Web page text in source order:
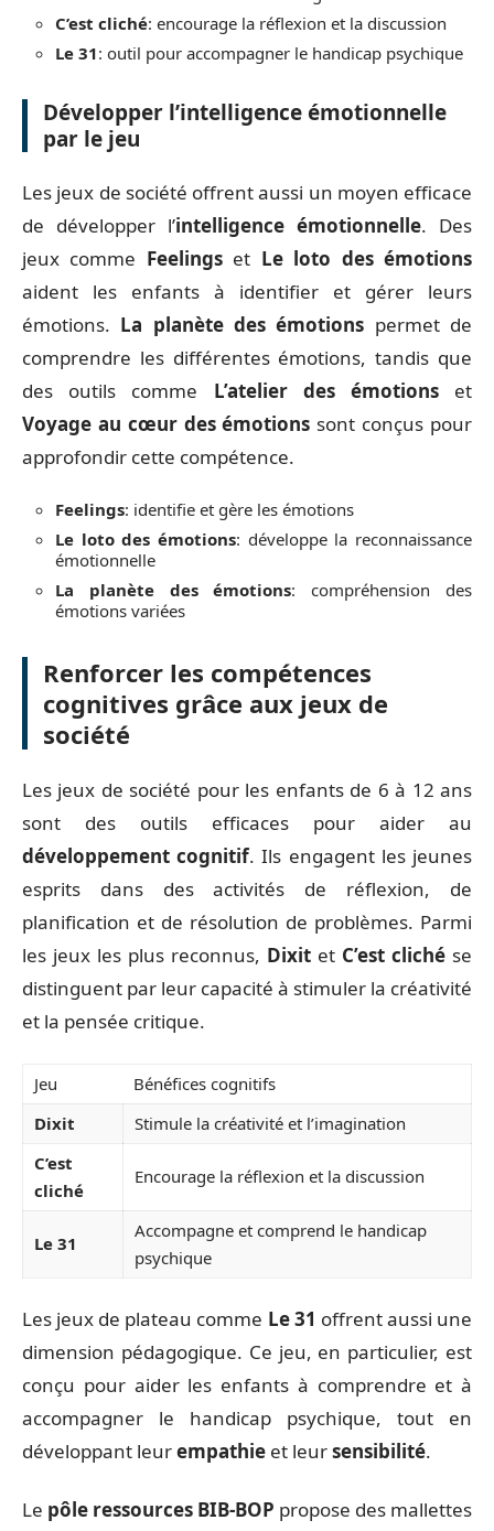
C’est cliché: encourage la réflexion et la discussion
Le 31: outil pour accompagner le handicap psychique
Développer l’intelligence émotionnelle
par le jeu
Les jeux de société offrent aussi un moyen efficace
de développer l’intelligence émotionnelle. Des
jeux comme Feelingset Le loto des émotions
aident les enfants à identifier et gérer leurs
émotions. La planète des émotions permet de
comprendre les différentes émotions, tandis que
des outils comme L’atelier des émotionset
Voyage au cœur des émotions sont conçus pour
approfondir cette compétence.
Feelings: identifie et gère les émotions
Le loto des émotions: développe la reconnaissance
émotionnelle
La planète des émotions: compréhension des
émotions variées
Renforcer les compétences
cognitives grâce aux jeux de
société
Les jeux de société pour les enfants de 6 à 12 ans
sont des outils efficaces pour aider au
développement cognitif. Ils engagent les jeunes
esprits dans des activités de réflexion, de
planification et de résolution de problèmes. Parmi
les jeux les plus reconnus, Dixit et C’est cliché se
distinguent par leur capacité à stimuler la créativité
et la pensée critique.
Jeu
Bénéfices cognitifs
Dixit
Stimule la créativité et l’imagination
C’est
cliché
Encourage la réflexion et la discussion
Le 31
Accompagne et comprend le handicap
psychique
Les jeux de plateau comme Le 31 offrent aussi une
dimension pédagogique. Ce jeu, en particulier, est
conçu pour aider les enfants à comprendre et à
accompagner le handicap psychique, tout en
développant leurempathie et leursensibilité.
Le pôle ressources BIB-BOP propose des mallettes